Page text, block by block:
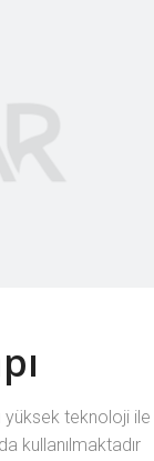
yüksek teknoloji ile
kullanılmaktadır